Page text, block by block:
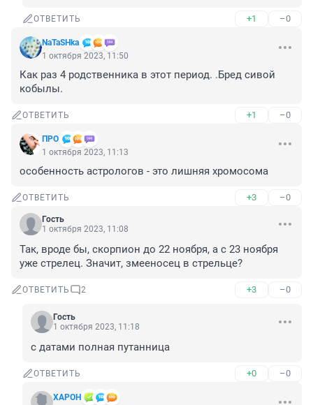
ОТВЕТИТЬ +1 –0
NaTaSHka
1 октября 2023, 11:50
Как раз 4 родственника в этот период. .Бред сивой
кобылы.
ОТВЕТИТЬ +1 –0
ПРО
1 октября 2023, 11:13
особенность астрологов - это лишняя хромосома
ОТВЕТИТЬ +3 –0
Гость
1 октября 2023, 11:08
Так, вроде бы, скорпион до 22 ноября, а с 23 ноября
уже стрелец. Значит, змееносец в стрельце?
ОТВЕТИТЬ 2 +3 –0
Гость
1 октября 2023, 11:18
с датами полная путанница
ОТВЕТИТЬ +0 –0
XAPOH